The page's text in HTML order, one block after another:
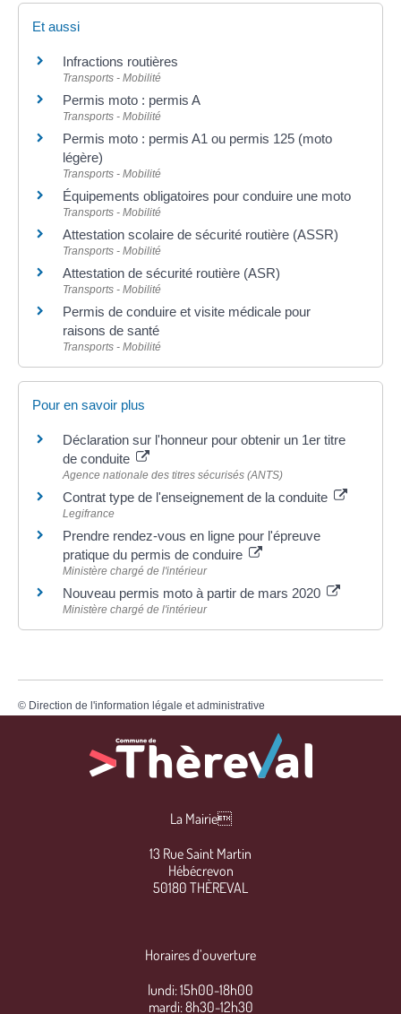
Et aussi
Infractions routières
Transports - Mobilité
Permis moto : permis A
Transports - Mobilité
Permis moto : permis A1 ou permis 125 (moto
légère)
Transports - Mobilité
Équipements obligatoires pour conduire une moto
Transports - Mobilité
Attestation scolaire de sécurité routière (ASSR)
Transports - Mobilité
Attestation de sécurité routière (ASR)
Transports - Mobilité
Permis de conduire et visite médicale pour
raisons de santé
Transports - Mobilité
Pour en savoir plus
Déclaration sur l'honneur pour obtenir un 1er titre
de conduite
Agence nationale des titres sécurisés (ANTS)
Contrat type de l'enseignement de la conduite
Legifrance
Prendre rendez-vous en ligne pour l'épreuve
pratique du permis de conduire
Ministère chargé de l'intérieur
Nouveau permis moto à partir de mars 2020
Ministère chargé de l'intérieur
© Direction de l'information légale et administrative
La Mairie
13 Rue Saint Martin
Hébécrevon
50180 THÈREVAL
Horaires d’ouverture
lundi: 15h00-18h00
mardi: 8h30-12h30